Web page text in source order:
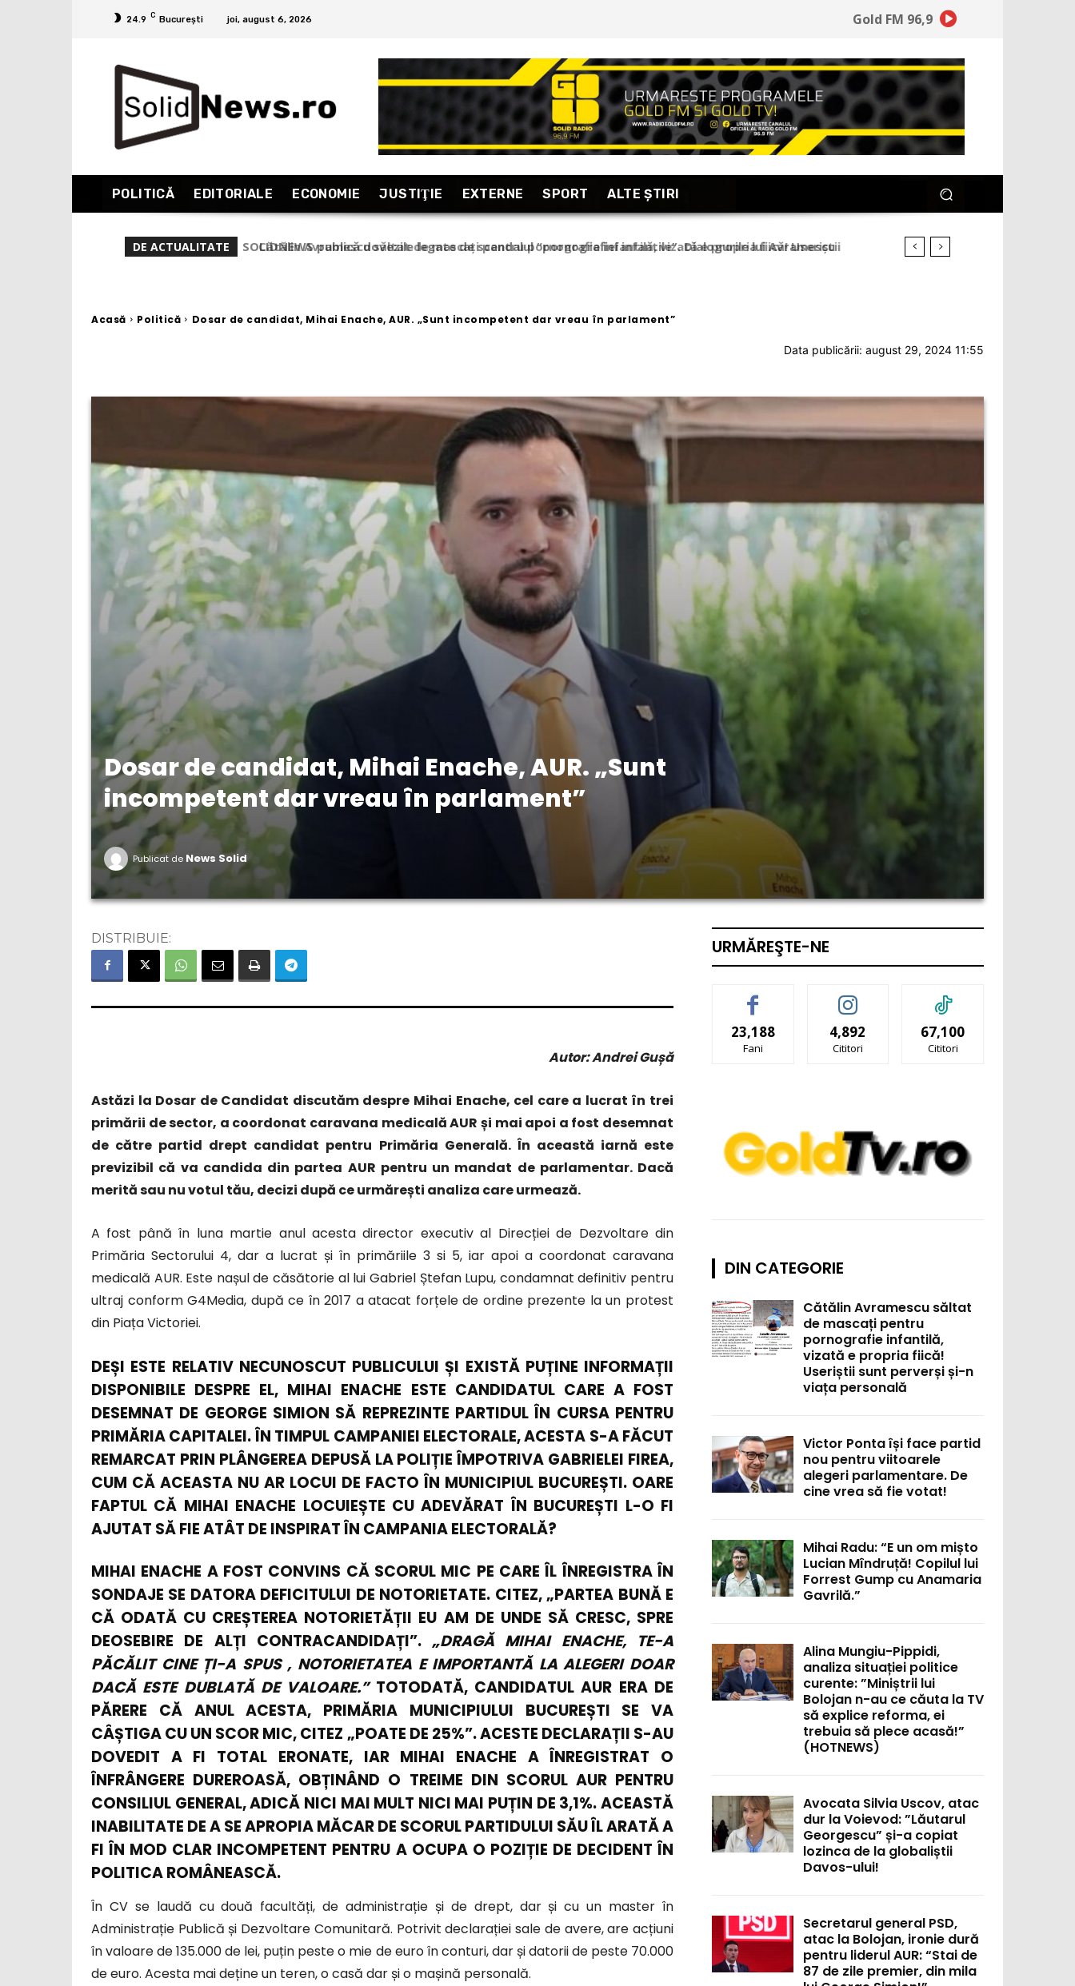
24.9 C București joi, august 6, 2026 Gold FM 96,9
POLITICĂ EDITORIALE ECONOMIE JUSTIŢIE EXTERNE SPORT ALTE ŞTIRI
DE ACTUALITATE
Cătălin Avramescu săltat de mascați pentru pornografie infantilă, vizată e propria fiică! Useriștii
Acasă Politică Dosar de candidat, Mihai Enache, AUR. „Sunt incompetent dar vreau în parlament”
Data publicării: august 29, 2024 11:55
Dosar de candidat, Mihai Enache, AUR. „Sunt
incompetent dar vreau în parlament”
Publicat de News Solid
DISTRIBUIE:
Autor: Andrei Gușă
Astăzi la Dosar de Candidat discutăm despre Mihai Enache, cel care a lucrat în trei
primării de sector, a coordonat caravana medicală AUR și mai apoi a fost desemnat
de către partid drept candidat pentru Primăria Generală. În această iarnă este
previzibil că va candida din partea AUR pentru un mandat de parlamentar. Dacă
merită sau nu votul tău, decizi după ce urmărești analiza care urmează.
A fost până în luna martie anul acesta director executiv al Direcției de Dezvoltare din
Primăria Sectorului 4, dar a lucrat și în primăriile 3 si 5, iar apoi a coordonat caravana
medicală AUR. Este nașul de căsătorie al lui Gabriel Ștefan Lupu, condamnat definitiv pentru
ultraj conform G4Media, după ce în 2017 a atacat forțele de ordine prezente la un protest
din Piața Victoriei.
DEȘI ESTE RELATIV NECUNOSCUT PUBLICULUI ȘI EXISTĂ PUȚINE INFORMAȚII
DISPONIBILE DESPRE EL, MIHAI ENACHE ESTE CANDIDATUL CARE A FOST
DESEMNAT DE GEORGE SIMION SĂ REPREZINTE PARTIDUL ÎN CURSA PENTRU
PRIMĂRIA CAPITALEI. ÎN TIMPUL CAMPANIEI ELECTORALE, ACESTA S-A FĂCUT
REMARCAT PRIN PLÂNGEREA DEPUSĂ LA POLIȚIE ÎMPOTRIVA GABRIELEI FIREA,
CUM CĂ ACEASTA NU AR LOCUI DE FACTO ÎN MUNICIPIUL BUCUREȘTI. OARE
FAPTUL CĂ MIHAI ENACHE LOCUIEȘTE CU ADEVĂRAT ÎN BUCUREȘTI L-O FI
AJUTAT SĂ FIE ATÂT DE INSPIRAT ÎN CAMPANIA ELECTORALĂ?
MIHAI ENACHE A FOST CONVINS CĂ SCORUL MIC PE CARE ÎL ÎNREGISTRA ÎN
SONDAJE SE DATORA DEFICITULUI DE NOTORIETATE. CITEZ, „PARTEA BUNĂ E
CĂ ODATĂ CU CREȘTEREA NOTORIETĂȚII EU AM DE UNDE SĂ CRESC, SPRE
DEOSEBIRE DE ALȚI CONTRACANDIDAȚI”.„DRAGĂ MIHAI ENACHE, TE-A
PĂCĂLIT CINE ȚI-A SPUS , NOTORIETATEA E IMPORTANTĂ LA ALEGERI DOAR
DACĂ ESTE DUBLATĂ DE VALOARE.”TOTODATĂ, CANDIDATUL AUR ERA DE
PĂRERE CĂ ANUL ACESTA, PRIMĂRIA MUNICIPIULUI BUCUREȘTI SE VA
CÂȘTIGA CU UN SCOR MIC, CITEZ „POATE DE 25%”. ACESTE DECLARAȚII S-AU
DOVEDIT A FI TOTAL ERONATE, IAR MIHAI ENACHE A ÎNREGISTRAT O
ÎNFRÂNGERE DUREROASĂ, OBȚINÂND O TREIME DIN SCORUL AUR PENTRU
CONSILIUL GENERAL, ADICĂ NICI MAI MULT NICI MAI PUȚIN DE 3,1%. ACEASTĂ
INABILITATE DE A SE APROPIA MĂCAR DE SCORUL PARTIDULUI SĂU ÎL ARATĂ A
FI ÎN MOD CLAR INCOMPETENT PENTRU A OCUPA O POZIȚIE DE DECIDENT ÎN
POLITICA ROMÂNEASCĂ.
În CV se laudă cu două facultăți, de administrație și de drept, dar și cu un master în
Administrație Publică și Dezvoltare Comunitară. Potrivit declarației sale de avere, are acțiuni
în valoare de 135.000 de lei, puțin peste o mie de euro în conturi, dar și datorii de peste 70.000
de euro. Acesta mai deține un teren, o casă dar și o mașină personală.
URMĂREŞTE-NE
23,188
Fani
4,892
Cititori
67,100
Cititori
DIN CATEGORIE
Cătălin Avramescu săltat
de mascați pentru
pornografie infantilă,
vizată e propria fiică!
Useriștii sunt perverși și-n
viața personală
Victor Ponta își face partid
nou pentru viitoarele
alegeri parlamentare. De
cine vrea să fie votat!
Mihai Radu: “E un om mișto
Lucian Mîndruță! Copilul lui
Forrest Gump cu Anamaria
Gavrilă.”
Alina Mungiu-Pippidi,
analiza situației politice
curente: ”Miniștrii lui
Bolojan n-au ce căuta la TV
să explice reforma, ei
trebuia să plece acasă!”
(HOTNEWS)
Avocata Silvia Uscov, atac
dur la Voievod: ”Lăutarul
Georgescu” și-a copiat
lozinca de la globaliștii
Davos-ului!
Secretarul general PSD,
atac la Bolojan, ironie dură
pentru liderul AUR: “Stai de
87 de zile premier, din mila